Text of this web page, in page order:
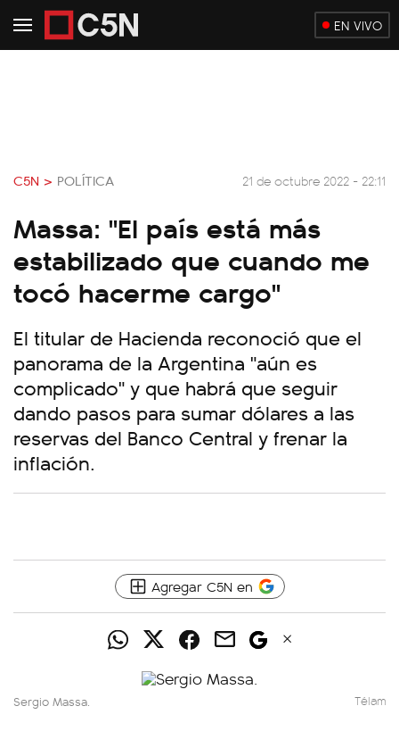
EN VIVO
C5N > POLÍTICA 21 de octubre 2022 - 22:11
Massa: "El país está más
estabilizado que cuando me
tocó hacerme cargo"
El titular de Hacienda reconoció que el
panorama de la Argentina "aún es
complicado" y que habrá que seguir
dando pasos para sumar dólares a las
reservas del Banco Central y frenar la
inflación.
Agregar C5N en
Sergio Massa. Télam